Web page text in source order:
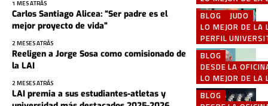
1 MES ATRÁS
BLOG
JUDO
LO MEJOR DE LA
PERFIL
Carlos Santiago Alicea: “Ser padre es el
mejor proyecto de vida”
2 MESES ATRÁS
BLOG
DESDE LA
LO MEJOR DE LA
Reeligen a Jorge Sosa como comisionado de
la LAI
2 MESES ATRÁS
BLOG
LAI premia a sus estudiantes-atletas y